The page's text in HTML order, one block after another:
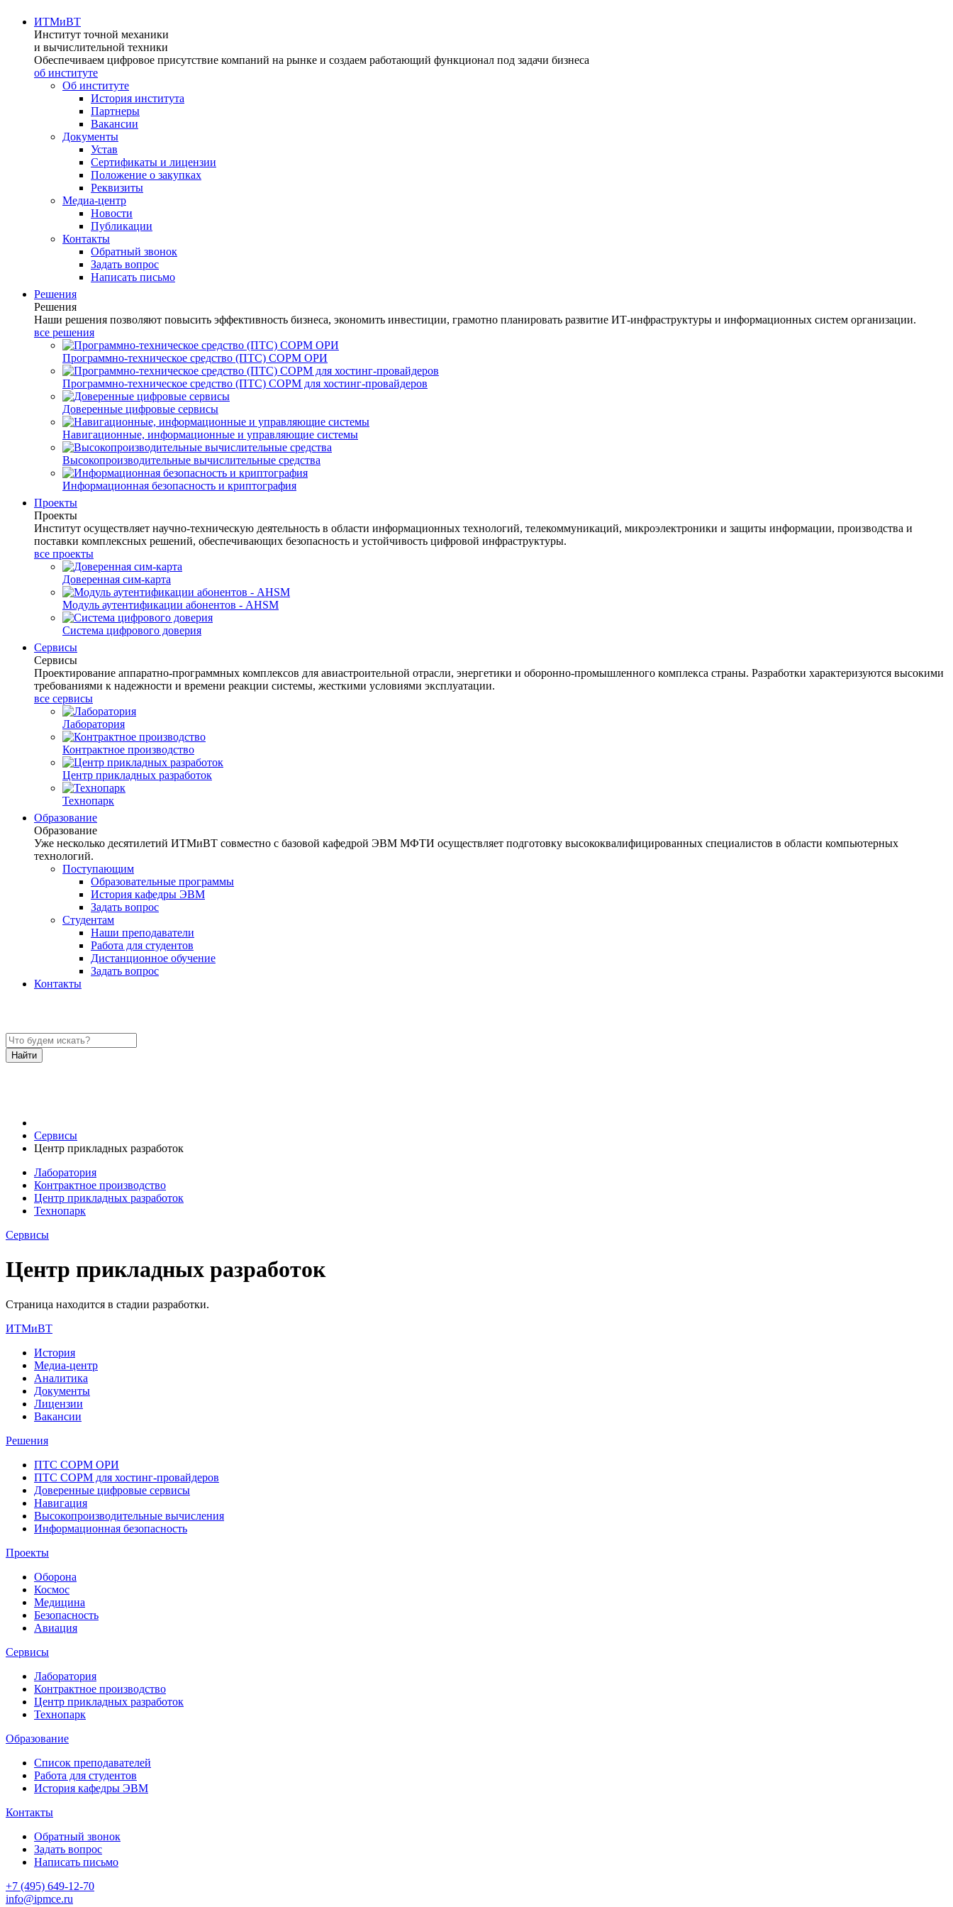
ИТМиВТ
Институт точной механики
и вычислительной техники
Обеспечиваем цифровое присутствие компаний на рынке и создаем работающий функционал под задачи бизнеса
об институте
Об институте
История института
Партнеры
Вакансии
Документы
Устав
Сертификаты и лицензии
Положение о закупках
Реквизиты
Медиа-центр
Новости
Публикации
Контакты
Обратный звонок
Задать вопрос
Написать письмо
Решения
Решения
Наши решения позволяют повысить эффективность бизнеса, экономить инвестиции, грамотно планировать развитие ИТ-инфраструктуры и информационных систем организации.
все решения
Программно-техническое средство (ПТС) СОРМ ОРИ
Программно-техническое средство (ПТС) СОРМ для хостинг-провайдеров
Доверенные цифровые сервисы
Навигационные, информационные и управляющие системы
Высокопроизводительные вычислительные средства
Информационная безопасность и криптография
Проекты
Проекты
Институт осуществляет научно-техническую деятельность в области информационных технологий, телекоммуникаций, микроэлектроники и защиты информации, производства и
поставки комплексных решений, обеспечивающих безопасность и устойчивость цифровой инфраструктуры.
все проекты
Доверенная сим-карта
Модуль аутентификации абонентов - AHSM
Система цифрового доверия
Сервисы
Сервисы
Проектирование аппаратно-программных комплексов для авиастроительной отрасли, энергетики и оборонно-промышленного комплекса страны. Разработки характеризуются высокими
требованиями к надежности и времени реакции системы, жесткими условиями эксплуатации.
все сервисы
Лаборатория
Контрактное производство
Центр прикладных разработок
Технопарк
Образование
Образование
Уже несколько десятилетий ИТМиВТ совместно с базовой кафедрой ЭВМ МФТИ осуществляет подготовку высококвалифицированных специалистов в области компьютерных
технологий.
Поступающим
Образовательные программы
История кафедры ЭВМ
Задать вопрос
Студентам
Наши преподаватели
Работа для студентов
Дистанционное обучение
Задать вопрос
Контакты
Сервисы
Центр прикладных разработок
Лаборатория
Контрактное производство
Центр прикладных разработок
Технопарк
Сервисы
Центр прикладных разработок
Страница находится в стадии разработки.
ИТМиВТ
История
Медиа-центр
Аналитика
Документы
Лицензии
Вакансии
Решения
ПТС СОРМ ОРИ
ПТС СОРМ для хостинг-провайдеров
Доверенные цифровые сервисы
Навигация
Высокопроизводительные вычисления
Информационная безопасность
Проекты
Оборона
Космос
Медицина
Безопасность
Авиация
Сервисы
Лаборатория
Контрактное производство
Центр прикладных разработок
Технопарк
Образование
Список преподавателей
Работа для студентов
История кафедры ЭВМ
Контакты
Обратный звонок
Задать вопрос
Написать письмо
+7 (495) 649-12-70
info@ipmce.ru